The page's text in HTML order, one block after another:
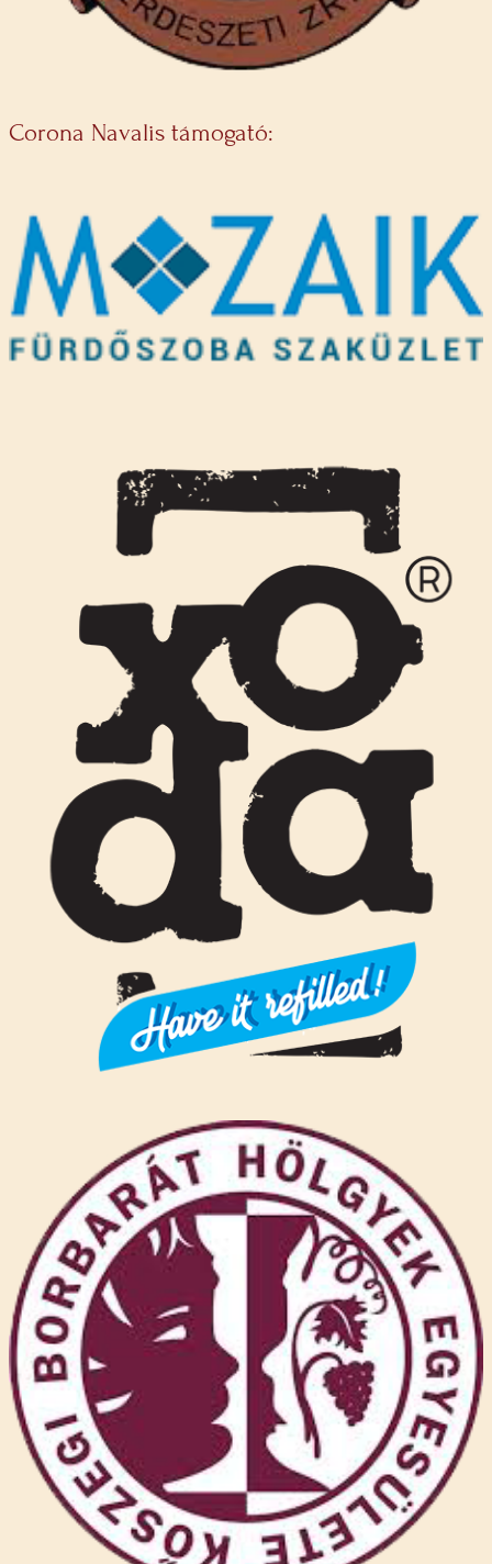
Corona Navalis támogató: